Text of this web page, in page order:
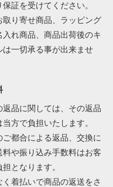
証を受けてください。
取り寄せ商品、ラッピング
入れ商品、商品出荷後のキ
は一切承る事が出来ませ
返品に関しては、その返品
方で負担いたします。
ご都合による返品、交換に
料や振り込み手数料はお客
となります。
く着払いで商品の返送をさ